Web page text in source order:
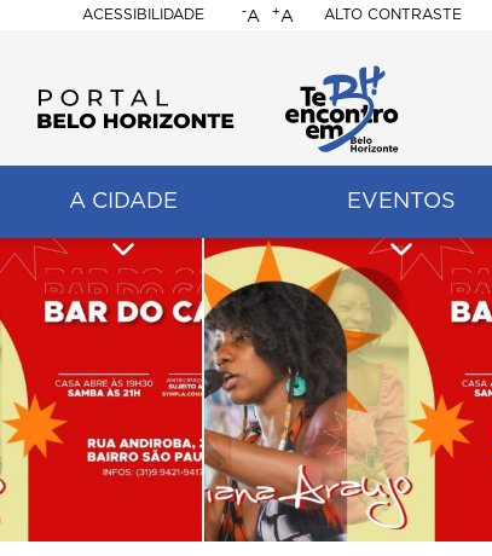
ACESSIBILIDADE
BELO
HORIZONTE
-A +A ALTO CONTRASTE
A CIDADE EVENTOS